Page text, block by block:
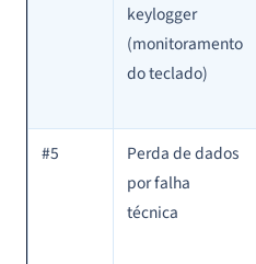
keylogger
(monitoramento
do teclado)
#5
Perda de dados
por falha
técnica